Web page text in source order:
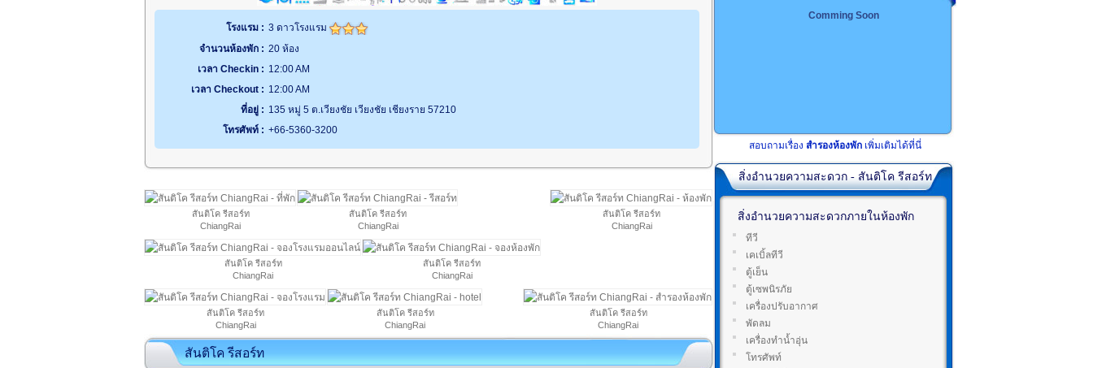
โรงแรม : 3 ดาวโรงแรม
จำนวนห้องพัก : 20 ห้อง
เวลา Checkin : 12:00 AM
เวลา Checkout : 12:00 AM
ที่อยู่ : 135 หมู่ 5 ต.เวียงชัย เวียงชัย เชียงราย 57210
โทรศัพท์ : +66-5360-3200
สันติโค รีสอร์ท
ChiangRai
สันติโค รีสอร์ท
ChiangRai
สันติโค รีสอร์ท
ChiangRai
สันติโค รีสอร์ท
ChiangRai
สันติโค รีสอร์ท
ChiangRai
สันติโค รีสอร์ท
ChiangRai
สันติโค รีสอร์ท
ChiangRai
สันติโค รีสอร์ท
ChiangRai
สันติโค รีสอร์ท
Comming Soon
สอบถามเรื่อง สำรองห้องพัก เพิ่มเติมได้ที่นี่
สิ่งอำนวยความสะดวก - สันติโค รีสอร์ท
สิ่งอำนวยความสะดวกภายในห้องพัก
ทีวี
เคเบิ้ลทีวี
ตู้เย็น
ตู้เซพนิรภัย
เครื่องปรับอากาศ
พัดลม
เครื่องทำน้ำอุ่น
โทรศัพท์